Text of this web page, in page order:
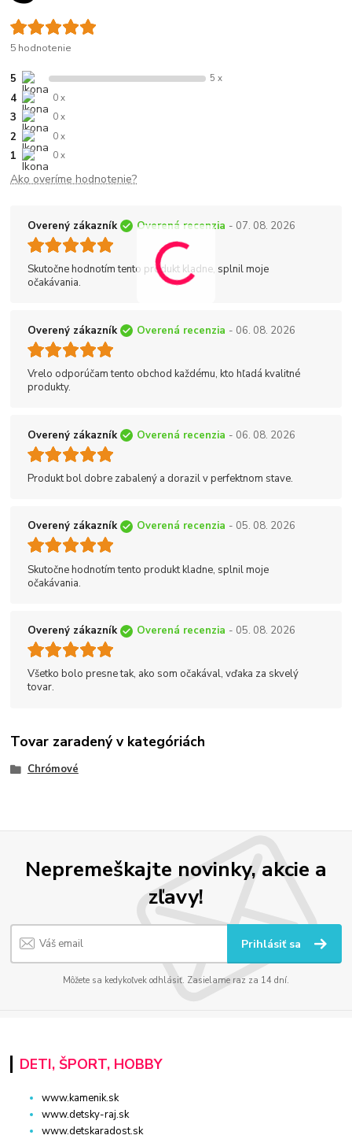
5 hodnotenie
5 5 x
4 0 x
3 0 x
2 0 x
1 0 x
Ako overíme hodnotenie?
Overený zákazník Overená recenzia - 07. 08. 2026
Skutočne hodnotím tento produkt kladne, splnil moje
očakávania.
Overený zákazník Overená recenzia - 06. 08. 2026
Vrelo odporúčam tento obchod každému, kto hľadá kvalitné
produkty.
Overený zákazník Overená recenzia - 06. 08. 2026
Produkt bol dobre zabalený a dorazil v perfektnom stave.
Overený zákazník Overená recenzia - 05. 08. 2026
Skutočne hodnotím tento produkt kladne, splnil moje
očakávania.
Overený zákazník Overená recenzia - 05. 08. 2026
Všetko bolo presne tak, ako som očakával, vďaka za skvelý
tovar.
Tovar zaradený v kategóriách
Chrómové
Nepremeškajte novinky, akcie a
zľavy!
Prihlásiť sa
Môžete sa kedykoľvek odhlásiť. Zasielame raz za 14 dní.
DETI, ŠPORT, HOBBY
www.kamenik.sk
www.detsky-raj.sk
www.detskaradost.sk